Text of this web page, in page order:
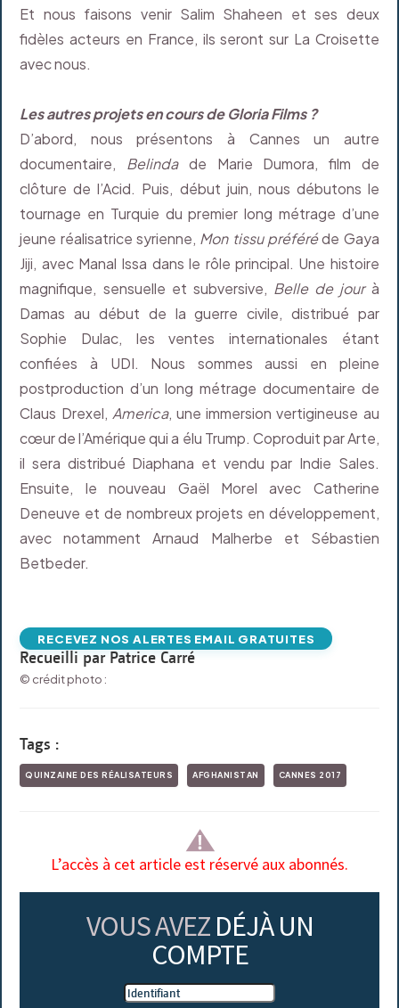
Et nous faisons venir Salim Shaheen et ses deux
fidèles acteurs en France, ils seront sur La Croisette
avec nous.
Les autres projets en cours de Gloria Films ?
D’abord, nous présentons à Cannes un autre
documentaire, Belindade Marie Dumora, film de
clôture de l’Acid. Puis, début juin, nous débutons le
tournage en Turquie du premier long métrage d’une
jeune réalisatrice syrienne, Mon tissu préféréde Gaya
Jiji, avec Manal Issa dans le rôle principal. Une histoire
magnifique, sensuelle et subversive, Belle de jourà
Damas au début de la guerre civile, distribué par
Sophie Dulac, les ventes internationales étant
confiées à UDI. Nous sommes aussi en pleine
postproduction d’un long métrage documentaire de
Claus Drexel, America, une immersion vertigineuse au
cœur de l’Amérique qui a élu Trump. Coproduit par Arte,
il sera distribué Diaphana et vendu par Indie Sales.
Ensuite, le nouveau Gaël Morel avec Catherine
Deneuve et de nombreux projets en développement,
avec notamment Arnaud Malherbe et Sébastien
Betbeder.
RECEVEZ NOS ALERTES EMAIL GRATUITES
Recueilli par Patrice Carré
© crédit photo :
Tags :
QUINZAINE DES RÉALISATEURS AFGHANISTAN CANNES 2017
L’accès à cet article est réservé aux abonnés.
VOUS AVEZ DÉJÀ UN
COMPTE